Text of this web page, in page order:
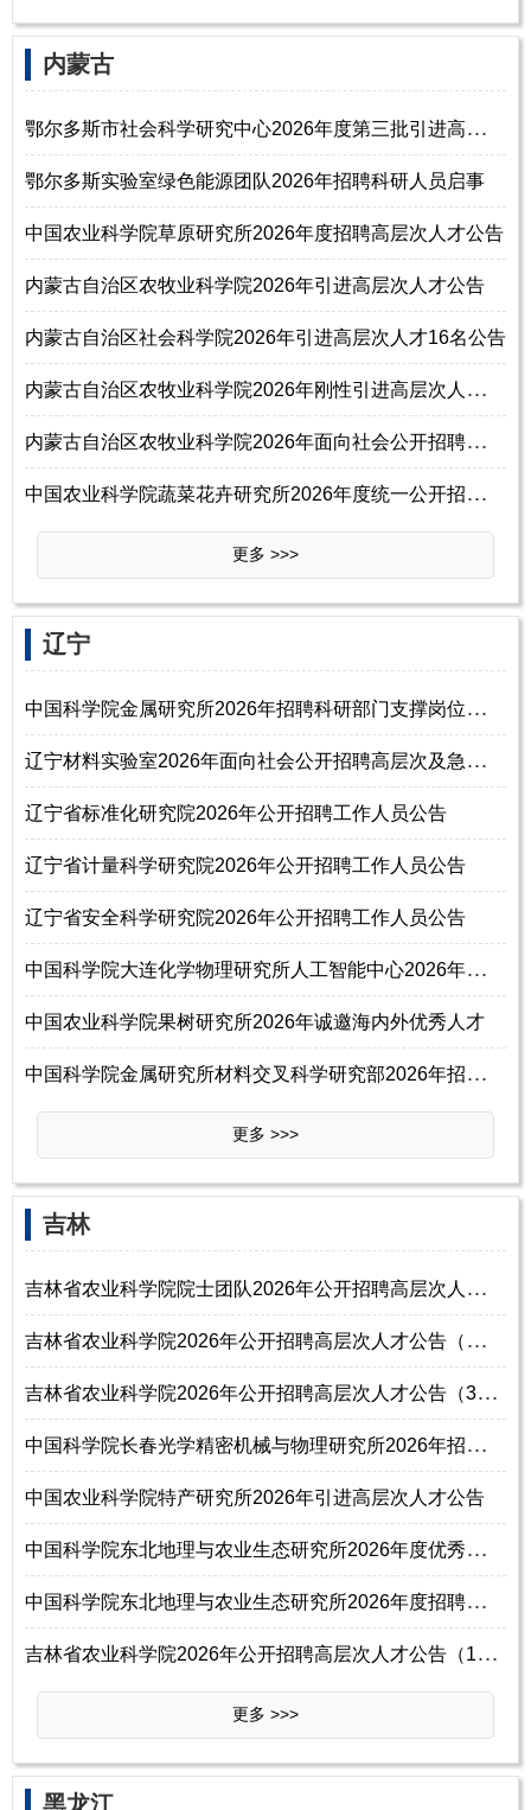
‌‌内蒙古
鄂
尔多斯市社会科学研究中心2026年度第三批引进高层次和紧缺人才公告
鄂尔多斯实验室绿色能源团队2026年招聘科研人员启事
中国农业科学院草原研究所2026年度招聘高层次人才公告
内蒙古自治区农牧业科学院2026年引进高层次人才公告
内蒙古自治区社会科学院2026年引进高层次人才16名公告
内
蒙古自治区农牧业科学院2026年刚性引进高层次人才预公告
内
蒙古自治区农牧业科学院2026年面向社会公开招聘控制数人员220名公告
中
国农业科学院蔬菜花卉研究所2026年度统一公开招聘公告（第一批）
更多 >>>
‌‌辽宁
中
国科学院金属研究所2026年招聘科研部门支撑岗位人员启事
辽
宁材料实验室2026年面向社会公开招聘高层次及急需紧缺人才公告（第一批）
辽宁省标准化研究院2026年公开招聘工作人员公告
辽宁省计量科学研究院2026年公开招聘工作人员公告
辽宁省安全科学研究院2026年公开招聘工作人员公告
中
国科学院大连化学物理研究所人工智能中心2026年招聘事业编制工作人员启事
中国农业科学院果树研究所2026年诚邀海内外优秀人才
中
国科学院金属研究所材料交叉科学研究部2026年招聘主任启事
更多 >>>
‌‌吉林
吉
林省农业科学院院士团队2026年公开招聘高层次人才公告（2号）
吉
林省农业科学院2026年公开招聘高层次人才公告（补充公告1号）
吉
林省农业科学院2026年公开招聘高层次人才公告（3号）
中
国科学院长春光学精密机械与物理研究所2026年招聘工作人员公告
中国农业科学院特产研究所2026年引进高层次人才公告
中
国科学院东北地理与农业生态研究所2026年度优秀青年人才招聘启事
中
国科学院东北地理与农业生态研究所2026年度招聘优秀青年人才启事
吉
林省农业科学院2026年公开招聘高层次人才公告（1号）
更多 >>>
‌‌黑龙江